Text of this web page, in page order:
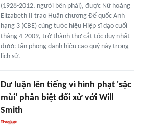
(1928-2012, người bên phải), được Nữ hoàng
Elizabeth II trao Huân chương Đế quốc Anh
hạng 3 (CBE) cùng tước hiệu Hiệp sĩ dạo cuối
tháng 4-2009, trở thành thợ cắt tóc duy nhất
được tấn phong danh hiệu cao quý này trong
lịch sử.
Dư luận lên tiếng vì hình phạt 'sặc
mùi' phân biệt đối xử với Will
Smith